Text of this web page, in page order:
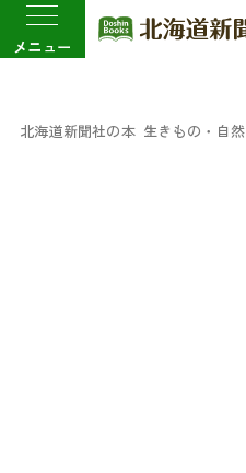
メニュー
北海道新聞社の本 生きもの・自然